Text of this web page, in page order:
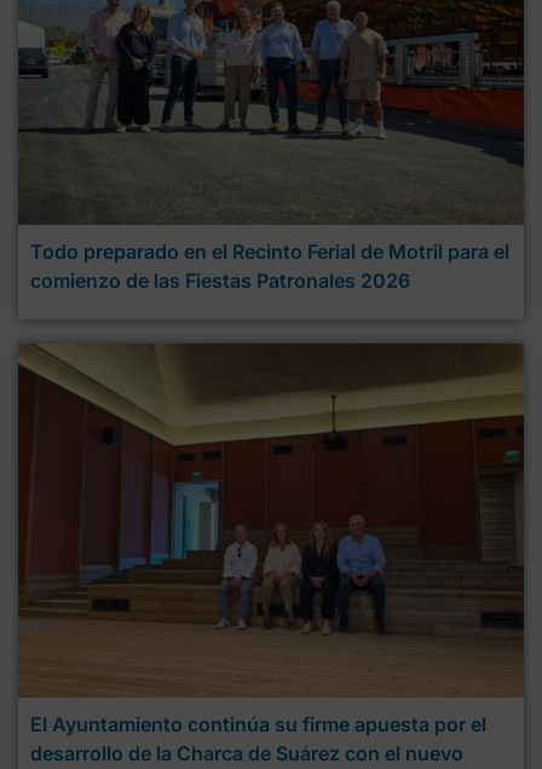
Todo preparado en el Recinto Ferial de Motril para el
comienzo de las Fiestas Patronales 2026
El Ayuntamiento continúa su firme apuesta por el
desarrollo de la Charca de Suárez con el nuevo